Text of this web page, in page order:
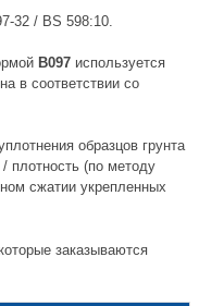
32 / BS 598:10.
B097 используется
в соответствии со
образцов грунта
плотность (по методу
сжатии укрепленных
заказываются